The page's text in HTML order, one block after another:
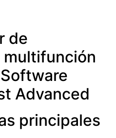
de
Advanced
principales